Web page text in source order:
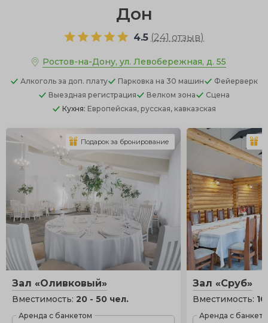
Дон
4.5 (241 отзыв)
Ростов-на-Дону, ул. Левобережная, д. 55
Алкоголь за доп. плату Парковка на 30 машин
Фейерверк
Выездная регистрация
Велком зона
Сцена
Кухня: Европейская, русская, кавказская
Зал «Оливковый»
Вместимость: 20 - 50 чел.
Аренда с банкетом
Подарок за бронирование
Зал «Сруб»
Вместимость:
Аренда с